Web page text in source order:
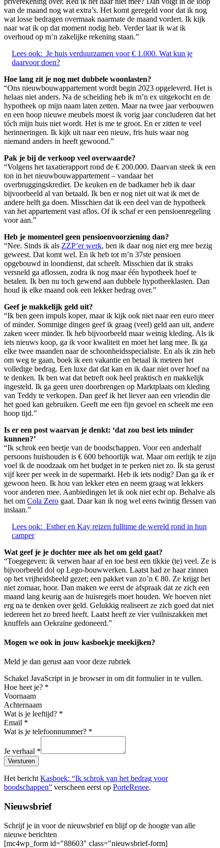
van de maand nog wat extra’s. Het komt geregeld voor dat ik nog
wat losse bedragen overmaak naarmate de maand vordert. Ik kijk
naar wat ik op dat moment nodig heb. Verder laat ik wat ik
overhoud op m’n zakelijke rekening staan.”
Lees ook: Je huis verduurzamen voor € 1.000. Wat kun je
daarvoor doen?
Hoe lang zit je nog met dubbele woonlasten?
“Ons nieuwbouwappartement wordt begin 2023 opgeleverd. Het is
helaas niet anders. Na de scheiding heb ik m’n ex uitgekocht en de
hypotheek op mijn naam laten zetten. Maar na twee jaar verbouwen
en een hoop nieuwe meubels moest ik vorig jaar concluderen dat het
tóch mijn huis niet wordt. Het is me te groot. En er zitten te veel
herinneringen. Ik kijk uit naar een nieuw, fris huis waar nog
niemand anders in heeft gewoond.”
Pak je bij de verkoop veel overwaarde?
“Volgens het taxatierapport rond de € 200.000. Daarvan steek ik een
ton in het nieuwbouwappartement – vandaar het
overbruggingskrediet. De keuken en de badkamer heb ik daar
bijvoorbeeld al van betaald. Ik ben er nog niet uit wat ik met de
andere helft ga doen. Misschien dat ik een deel van de hypotheek
van het appartement vast aflos. Of ik schaf er een pensioenregeling
voor aan.”
Heb je momenteel geen pensioenvoorziening dan?
“Nee. Sinds ik als ZZP’er werk, ben ik daar nog niet erg mee bezig
geweest. Dat komt wel. En ik heb tot m’n 37ste pensioen
opgebouwd in loondienst, dat scheelt. Misschien dat ik straks
versneld ga aflossen, zodra ik nog maar één hypotheek hoef te
betalen. Ik ben nu toch gewend aan dubbele hypotheeklasten. Dan
houd ik elke maand ook een lekker bedrag over.”
Geef je makkelijk geld uit?
“Ik ben geen impuls koper, maar ik kijk ook niet naar een euro meer
of minder. Sommige dingen geef ik graag (veel) geld aan uit, andere
zaken weer minder. Ik heb bijvoorbeeld maar weinig kleding. Als ik
iets nieuws koop, ga ik voor kwaliteit en moet het lang mee. Ik ga
elke twee maanden naar de schoonheidsspecialiste. En als ik zin heb
om weg te gaan, boek ik een vakantie en betaal ik meteen het
volledige bedrag. Een luxe dat dat kan en ik daar niet over hoef na
te denken. Ik ben wat dat betreft ook heel praktisch en makkelijk
ingesteld. Ik ga geen uren doorbrengen op Marktplaats om kleding
van Teddy te verkopen. Dan geef ik het liever aan een vriendin die
het goed kan gebruiken. Geeft me een fijn gevoel en scheelt me een
hoop tijd.”
Is er een post waarvan je denkt: ‘dat zou best iets minder
kunnen?’
“Ik schrok een beetje van de boodschappen. Voor een anderhalf
persoons huishouden is € 600 behoorlijk wat. Maar om eerlijk te zijn
voel ik de noodzaak om het budget in te perken niet zo. Ik sta gerust
vijf keer per week in de supermarkt. Heb ik iets nodig? Dan ga ik er
gewoon heen. Ik hou van lekker eten en neem graag wat lekkers
voor anderen mee. Aanbiedingen let ik ook niet echt op. Behalve als
het om Cola Zero gaat. Daar kan ik nog wel eens twintig flessen van
inslaan.”
Lees ook: Esther en Kay reizen fulltime de wereld rond in hun
camper
Wat geef je je dochter mee als het om geld gaat?
“Toegegeven: ik verwen haar af en toe best een tikkie (te) veel. Ze is
bijvoorbeeld dol op Lego-bouwwerken. Laatst had ze haar zinnen
op het vrijheidsbeeld gezet; een pakket van zo’n € 80. Ze krijgt het
niet zomaar, hoor. Dan maken we eerst de afspraak dat ze zich een
maand lang keurig aan de huisregels moet houden. We hoeven niet
erg na te denken over geld. Gelukkig realiseert ze zich goed dat niet
iedereen het zo breed heeft. Laatst heeft ze vier vuilniszakken met
knuffels aan Oekraïne gedoneerd.”
Mogen we ook in jouw kasboekje meekijken?
Meld je dan gerust aan voor deze rubriek
Schakel JavaScript in je browser in om dit formulier in te vullen.
Hoe heet je? *
Voornaam
Achternaam
Wat is je leeftijd? *
Email *
Wat is je telefoonnummer? *
Je verhaal *
Versturen
Het bericht Kasboek: “Ik schrok van het bedrag voor
boodschappen” verscheen eerst op PorteRenee.
Nieuwsbrief
Schrijf je in voor de nieuwsbrief en blijf op de hoogte van alle
nieuwe berichten
[mc4wp_form id="88603" class="nieuwsbrief-form]